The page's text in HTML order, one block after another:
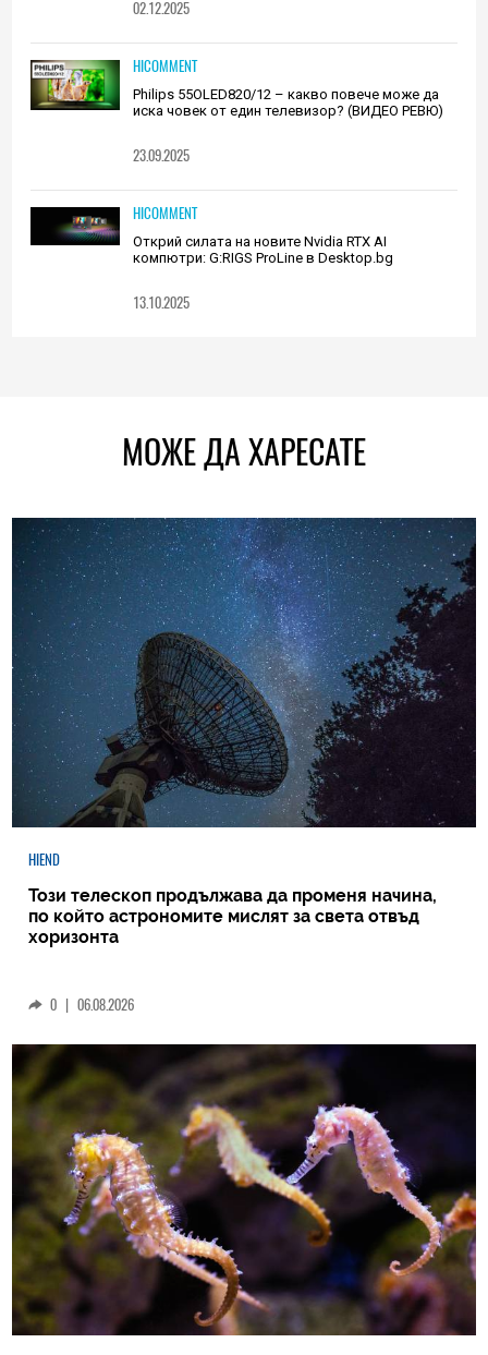
02.12.2025
HICOMMENT
Philips 55OLED820/12 – какво повече може да
иска човек от един телевизор? (ВИДЕО РЕВЮ)
23.09.2025
HICOMMENT
Открий силата на новите Nvidia RTX AI
компютри: G:RIGS ProLine в Desktop.bg
13.10.2025
МОЖЕ ДА ХАРЕСАТЕ
HIEND
Този телескоп продължава да променя начина,
по който астрономите мислят за света отвъд
хоризонта
0 | 06.08.2026